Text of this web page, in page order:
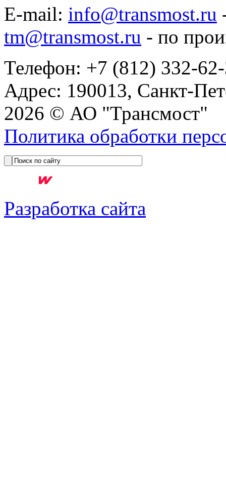
E-mail: info@transmost.ru
tm@transmost.ru - по
Телефон: +7 (812) 332-
Адрес: 190013, Санкт-
2026 © АО "Трансмост"
Политика обработки
Разработка сайта